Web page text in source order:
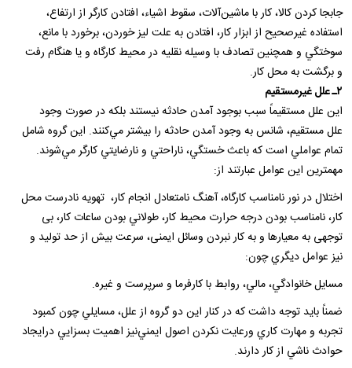
جابجا كردن‌ كالا، كار با ماشين‌آلات‌، سقوط‌ اشياء، افتادن‌ كارگر از ارتفاع‌،
استفاده‌ غيرصحيح‌ از ابزار كار، افتادن‌ به‌ علت‌ ليز خوردن‌، برخورد با مانع‌،
سوختگي‌ و همچنين‌ تصادف‌ با وسيله‌ نقليه‌ در محيط‌ كارگاه‌ و يا هنگام‌ رفت‌
و برگشت‌ به‌ محل‌ كار.
۲ـ علل‌ غيرمستقيم‌
اين‌ علل‌ مستقيماً سبب‌ بوجود آمدن‌ حادثه‌ نيستند بلكه‌ در صورت‌ وجود
علل‌ مستقيم‌، شانس‌ به‌ وجود آمدن‌ حادثه‌ را بيشتر مي‌كنند. اين‌ گروه‌ شامل‌
تمام‌ عواملي‌ است‌ كه‌ باعث‌ خستگي‌، ناراحتي‌ و نارضايتي‌ كارگر مي‌شوند.
مهمترين‌ اين‌ عوامل‌ عبارتند از:
اختلال در نور نامناسب کارگاه‌، آهنگ نامتعادل انجام کار، ‌ تهويه‌ نادرست محل
کار‌، نامناسب‌ بودن‌ درجه‌ حرارت‌ محيط‌ كار، طولاني‌ بودن‌ ساعات‌ كار، بی
توجهی به معیارها و به کار نبردن وسائل ایمنی، سرعت‌ بيش‌ از حد توليد و
نيز عوامل‌ ديگري‌ چون‌:
مسايل‌ خانوادگي‌، مالي‌، روابط‌ با كارفرما و سرپرست‌ و غيره‌.
ضمناً بايد توجه‌ داشت‌ كه‌ در كنار اين‌ دو گروه‌ از علل‌، مسايلي‌ چون‌ كمبود
تجربه‌ و مهارت‌ كاري‌ ورعايت‌ نكردن‌ اصول‌ ايمني‌نيز اهميت‌ بسزايي‌ درايجاد
حوادث‌ ناشي‌ از كار دارند.